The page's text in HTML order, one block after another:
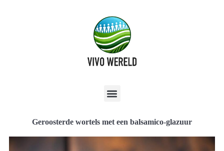
Geroosterde wortels met een balsamico-glazuur